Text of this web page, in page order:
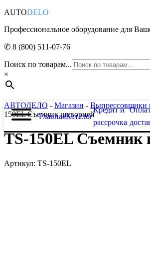
AUTODELO
Профессиональное оборудование для
✆ 8 (800) 511-07-76
Поиск по товарам...
×
ГлавнаяКаталог
Кредит и
рассрочка
АВТОДЕЛО - Магазин - Выпрессовщики
150EL Съемник шкворней
TS-150EL Съемник
Артикул: TS-150EL